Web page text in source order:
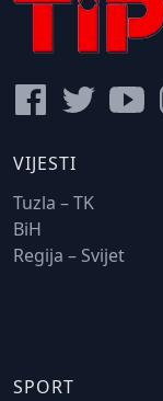
VIJESTI
Tuzla – TK
BiH
Regija – Svijet
SPORT